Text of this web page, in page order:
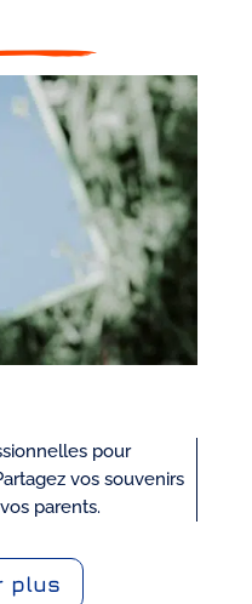
pour
vos souvenirs
parents.
plus